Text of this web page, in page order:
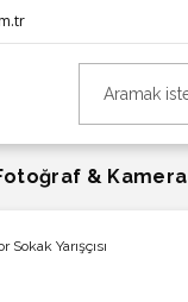
& Kamera
Sokak Yarışçısı